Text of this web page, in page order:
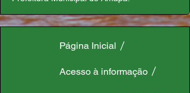
Página Inicial
Acesso à informação